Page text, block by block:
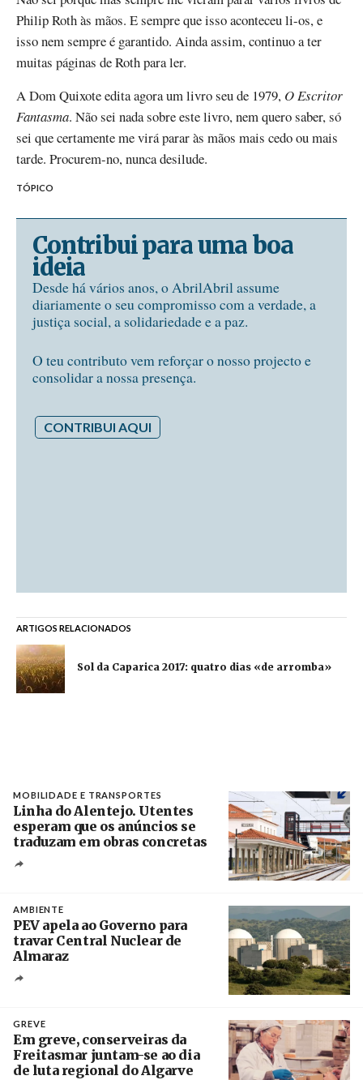
Philip Roth às mãos. E sempre que isso aconteceu li-os, e
isso nem sempre é garantido. Ainda assim, continuo a ter
muitas páginas de Roth para ler.
A Dom Quixote edita agora um livro seu de 1979, O Escritor
Fantasma. Não sei nada sobre este livro, nem quero saber, só
sei que certamente me virá parar às mãos mais cedo ou mais
tarde. Procurem-no, nunca desilude.
TÓPICO
Contribui para uma boa
ideia
Desde há vários anos, o AbrilAbril assume
diariamente o seu compromisso com a verdade, a
justiça social, a solidariedade e a paz.
O teu contributo vem reforçar o nosso projecto e
consolidar a nossa presença.
CONTRIBUI AQUI
ARTIGOS RELACIONADOS
Sol da Caparica 2017: quatro dias «de arromba»
MOBILIDADE E TRANSPORTES
Linha do Alentejo. Utentes
esperam que os anúncios se
traduzam em obras concretas
AMBIENTE
PEV apela ao Governo para
travar Central Nuclear de
Almaraz
GREVE
Em greve, conserveiras da
Freitasmar juntam-se ao dia
de luta regional do Algarve